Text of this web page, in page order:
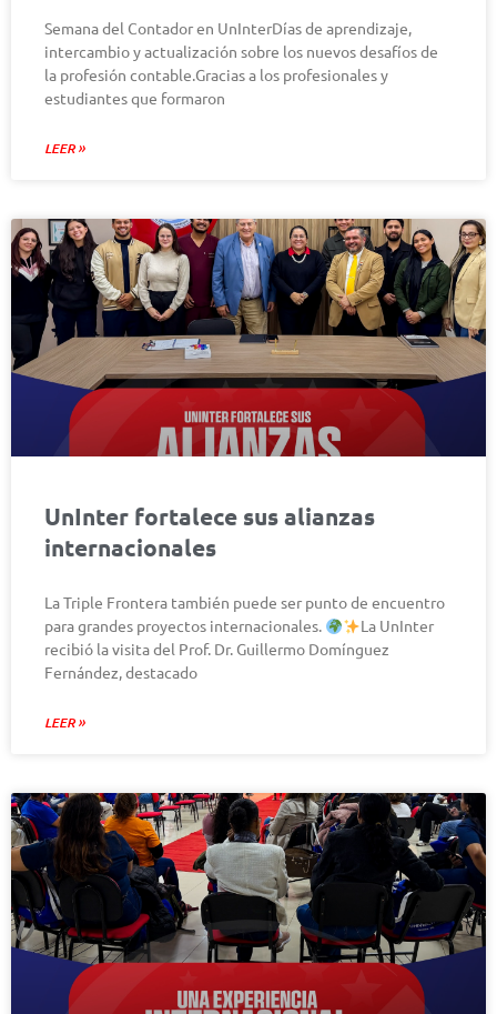
Semana del Contador en UnInterDías de aprendizaje,
intercambio y actualización sobre los nuevos desafíos de
la profesión contable.Gracias a los profesionales y
estudiantes que formaron
LEER »
UnInter fortalece sus alianzas
internacionales
La Triple Frontera también puede ser punto de encuentro
para grandes proyectos internacionales.
La UnInter
recibió la visita del Prof. Dr. Guillermo Domínguez
Fernández, destacado
LEER »